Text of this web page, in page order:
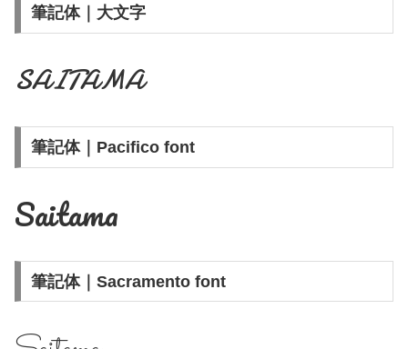
筆記体｜大文字
SAITAMA
筆記体｜Pacifico font
Saitama
筆記体｜Sacramento font